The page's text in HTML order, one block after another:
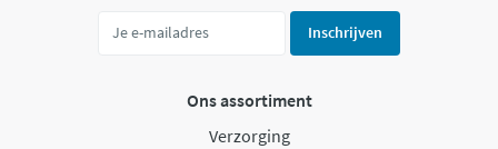
Inschrijven
Ons assortiment
Verzorging